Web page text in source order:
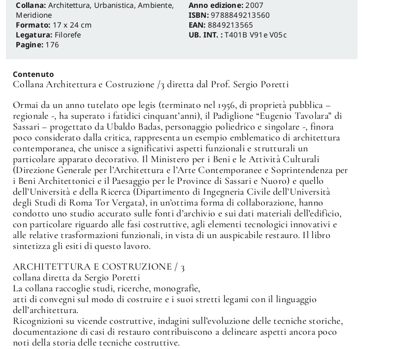
Architettura, Urbanistica, Ambiente,
Meridione
Formato: 17 x 24 cm
Legatura: Filorefe
Pagine: 176
Anno edizione: 2007
ISBN:9788849213560
EAN: 8849213565
UB. INT. :T401B V91e V05c
Contenuto
Collana Architettura e Costruzione /3 diretta dal Prof. Sergio Poretti
Ormai da un anno tutelato ope legis (terminato nel 1956, di proprietà pubblica –
regionale -, ha superato i fatidici cinquant’anni), il Padiglione “Eugenio Tavolara” di
Sassari – progettato da Ubaldo Badas, personaggio poliedrico e singolare -, finora
poco considerato dalla critica, rappresenta un esempio emblematico di architettura
contemporanea, che unisce a significativi aspetti funzionali e strutturali un
particolare apparato decorativo. Il Ministero per i Beni e le Attività Culturali
(Direzione Generale per l’Architettura e l’Arte Contemporanee e Soprintendenza per
i Beni Architettonici e il Paesaggio per le Province di Sassari e Nuoro) e quello
dell’Università e della Ricerca (Dipartimento di Ingegneria Civile dell’Università
degli Studi di Roma Tor Vergata), in un’ottima forma di collaborazione, hanno
condotto uno studio accurato sulle fonti d’archivio e sui dati materiali dell’edificio,
con particolare riguardo alle fasi costruttive, agli elementi tecnologici innovativi e
alle relative trasformazioni funzionali, in vista di un auspicabile restauro. Il libro
sintetizza gli esiti di questo lavoro.
ARCHITETTURA E COSTRUZIONE / 3
collana diretta da Sergio Poretti
La collana raccoglie studi, ricerche, monografie,
atti di convegni sul modo di costruire e i suoi stretti legami con il linguaggio
dell’architettura.
Ricognizioni su vicende costruttive, indagini sull’evoluzione delle tecniche storiche,
documentazione di casi di restauro contribuiscono a delineare aspetti ancora poco
noti della storia delle tecniche costruttive.